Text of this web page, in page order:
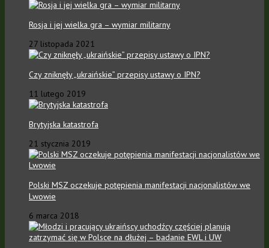
Rosja i jej wielka gra – wymiar militarny
27 listopada 2021
Czy zniknęły „ukraińskie” przepisy ustawy o IPN?
11 lutego 2019
Brytyjska katastrofa
21 stycznia 2019
Polski MSZ oczekuje potępienia manifestacji nacjonalistów we
Lwowie
6 marca 2018